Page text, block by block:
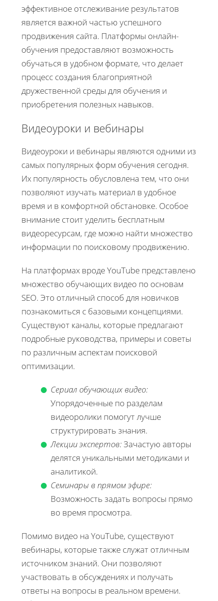
эффективное отслеживание результатов
является важной частью успешного
продвижения сайта. Платформы онлайн-
обучения предоставляют возможность
обучаться в удобном формате, что делает
процесс создания благоприятной
дружественной среды для обучения и
приобретения полезных навыков.
Видеоуроки и вебинары
Видеоуроки и вебинары являются одними из
самых популярных форм обучения сегодня.
Их популярность обусловлена тем, что они
позволяют изучать материал в удобное
время и в комфортной обстановке. Особое
внимание стоит уделить бесплатным
видеоресурсам, где можно найти множество
информации по поисковому продвижению.
На платформах вроде YouTube представлено
множество обучающих видео по основам
SEO. Это отличный способ для новичков
познакомиться с базовыми концепциями.
Существуют каналы, которые предлагают
подробные руководства, примеры и советы
по различным аспектам поисковой
оптимизации.
Сериал обучающих видео:
Упорядоченные по разделам
видеоролики помогут лучше
структурировать знания.
Лекции экспертов:Зачастую авторы
делятся уникальными методиками и
аналитикой.
Семинары в прямом эфире:
Возможность задать вопросы прямо
во время просмотра.
Помимо видео на YouTube, существуют
вебинары, которые также служат отличным
источником знаний. Они позволяют
участвовать в обсуждениях и получать
ответы на вопросы в реальном времени.